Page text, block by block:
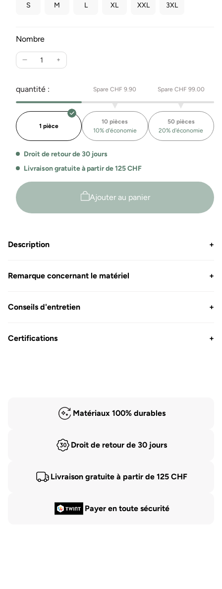
S M L XL XXL 3XL
Nombre
Réduire
quantité
pour
Tank
Top
Arnie
Augmente
Tank
Top
Arnie
quantité : Spare CHF 9.90 Spare CHF 99.00
1 pièce
10 pièces
10% d'économie
50 pièces
20% d'économie
Droit de retour de 30 jours
Livraison gratuite à partir de 125 CHF
Ajouter au panier
Description +
Remarque concernant le matériel +
Conseils d'entretien +
Certifications +
Matériaux 100% durables
Droit de retour de 30 jours
Livraison gratuite à partir de 125 CHF
Payer en toute sécurité